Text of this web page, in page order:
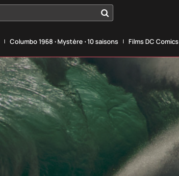
Columbo 1968 ‧ Mystère ‧ 10 saisons Films DC Comics